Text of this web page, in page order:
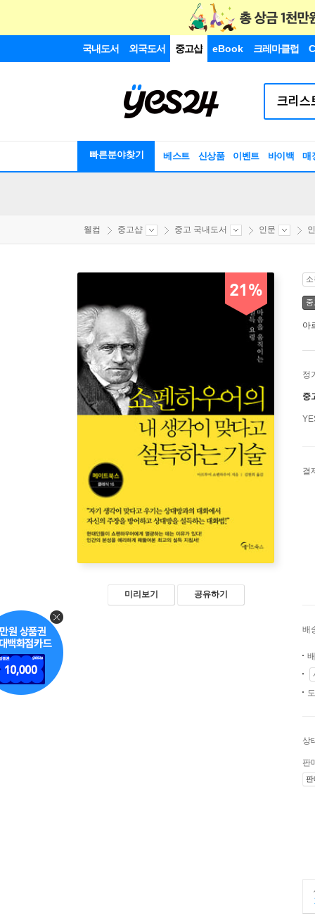
국내도서 외국도서 중고샵 eBook 크레마클럽
빠른분야찾기 베스트 신상품 이벤트 바이백 매
웰컴 중고샵 중고 국내도서 인문
21%
미리보기 공유하기
아
정
중
결
배
상
판
판